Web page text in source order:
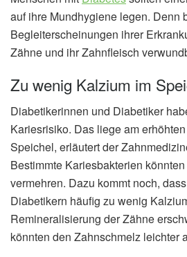
auf ihre Mundhygiene legen. Denn
Begleiterscheinungen ihrer
Zähne und ihr Zahnfleisch
Zu wenig Kalzium im
Diabetikerinnen und Diabetiker
Kariesrisiko. Das liege am
Speichel, erläutert der
Bestimmte Kariesbakterien
vermehren. Dazu kommt noch,
Diabetikern häufig zu wenig
Remineralisierung der Zähne
könnten den Zahnschmelz leichter